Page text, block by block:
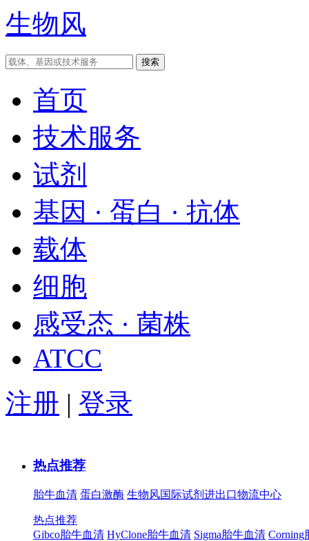
生物风
首页
技术服务
试剂
基因 · 蛋白 · 抗体
载体
细胞
感受态 · 菌株
ATCC
注册 | 登录
热点推荐
胎牛血清 蛋白激酶 生物风国际试剂进出口物流中心
热点推荐
Gibco胎牛血清 HyClone胎牛血清 Sigma胎牛血清 Corning